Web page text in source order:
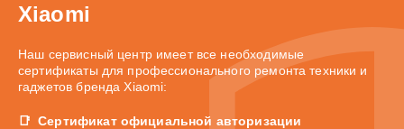
Xiaomi
Наш сервисный центр имеет все необходимые
сертификаты для профессионального ремонта техники и
гаджетов бренда Xiaomi:
Сертификат официальной авторизации